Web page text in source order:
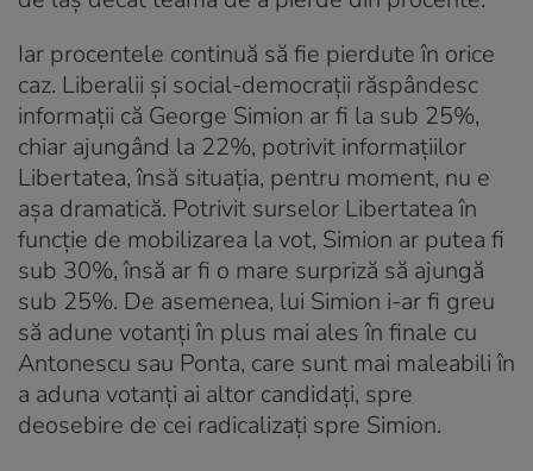
Iar procentele continuă să fie pierdute în orice
caz. Liberalii și social-democrații răspândesc
informații că George Simion ar fi la sub 25%,
chiar ajungând la 22%, potrivit informațiilor
Libertatea, însă situația, pentru moment, nu e
așa dramatică. Potrivit surselor Libertatea în
funcție de mobilizarea la vot, Simion ar putea fi
sub 30%, însă ar fi o mare surpriză să ajungă
sub 25%. De asemenea, lui Simion i-ar fi greu
să adune votanți în plus mai ales în finale cu
Antonescu sau Ponta, care sunt mai maleabili în
a aduna votanți ai altor candidați, spre
deosebire de cei radicalizați spre Simion.